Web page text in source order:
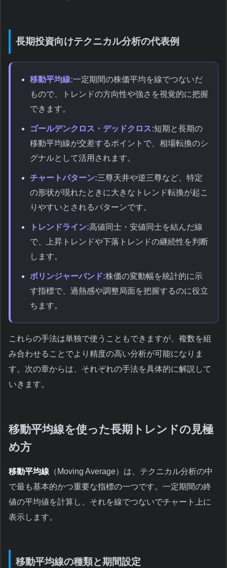
長期投資向けテクニカル分析の代表例
移動平均線:一定期間の株価平均を線でつないだ
もので、トレンドの方向性や強さを視覚的に把握
できます。
ゴールデンクロス・デッドクロス:短期と長期の
移動平均線が交差するポイントで、相場転換のシ
グナルとして活用されます。
チャートパターン:三尊天井や逆三尊など、特定
の形状が現れたときに大きなトレンド転換が起こ
りやすいとされるパターンです。
トレンドライン:高値同士・安値同士を結んだ線
で、上昇トレンドや下落トレンドの継続性を判断
します。
ボリンジャーバンド:株価の変動幅を統計的に示
す指標で、過熱感や調整局面を把握するのに役立
ちます。
これらの手法は単独で使うこともできますが、複数を組
み合わせることでより精度の高い分析が可能になりま
す。次の章からは、それぞれの手法を具体的に解説して
いきます。
移動平均線を使った長期トレンドの見極
め方
移動平均線 （Moving Average）は、テクニカル分析の中
で最も基本的かつ重要な指標の一つです。一定期間の終
値の平均値を計算し、それを線でつないでチャート上に
表示します。
移動平均線の種類と期間設定